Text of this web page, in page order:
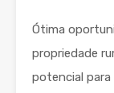
Ótima
propriedade
potencial para